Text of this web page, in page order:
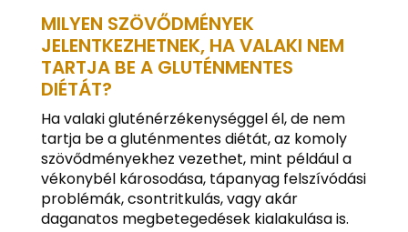
MILYEN SZÖVŐDMÉNYEK
JELENTKEZHETNEK, HA VALAKI NEM
TARTJA BE A GLUTÉNMENTES
DIÉTÁT?
Ha valaki gluténérzékenységgel él, de nem
tartja be a gluténmentes diétát, az komoly
szövődményekhez vezethet, mint például a
vékonybél károsodása, tápanyag felszívódási
problémák, csontritkulás, vagy akár
daganatos megbetegedések kialakulása is.